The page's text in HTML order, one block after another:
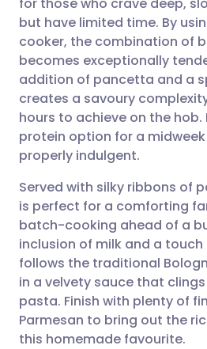
Partager par
Partager sur
Partager via
Partager via X
Partager via
Copier le lien
🇬🇧 English
🇪🇸 Español
🇮🇹 Italiano
🇮🇳 हिन्दी
🇸🇦 عربي
but have limited time. By
cooker, the combination of
becomes exceptionally
addition of pancetta and a
creates a savoury
hours to achieve on the
protein option for a
properly indulgent.
Served with silky ribbons of
is perfect for a comforting
batch-cooking ahead of a
inclusion of milk and a
follows the traditional
in a velvety sauce that
pasta. Finish with plenty of
Parmesan to bring out the
this homemade favourite.